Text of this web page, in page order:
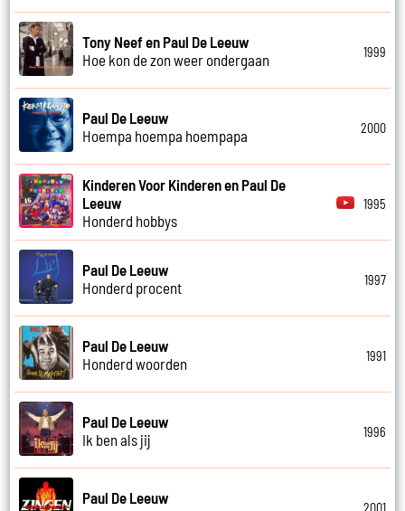
Tony Neef en Paul De Leeuw
Hoe kon de zon weer ondergaan
1999
Paul De Leeuw
Hoempa hoempa hoempapa
2000
Kinderen Voor Kinderen en Paul De
Leeuw
Honderd hobbys
1995
Paul De Leeuw
Honderd procent
1997
Paul De Leeuw
Honderd woorden
1991
Paul De Leeuw
Ik ben als jij
1996
Paul De Leeuw
2001